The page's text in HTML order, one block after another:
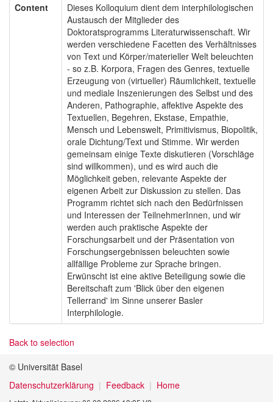
Content
Dieses Kolloquium dient dem interphilologischen
Austausch der Mitglieder des
Doktoratsprogramms Literaturwissenschaft. Wir
werden verschiedene Facetten des Verhältnisses
von Text und Körper/materieller Welt beleuchten
- so z.B. Korpora, Fragen des Genres, textuelle
Erzeugung von (virtueller) Räumlichkeit, textuelle
und mediale Inszenierungen des Selbst und des
Anderen, Pathographie, affektive Aspekte des
Textuellen, Begehren, Ekstase, Empathie,
Mensch und Lebenswelt, Primitivismus, Biopolitik,
orale Dichtung/Text und Stimme. Wir werden
gemeinsam einige Texte diskutieren (Vorschläge
sind willkommen), und es wird auch die
Möglichkeit geben, relevante Aspekte der
eigenen Arbeit zur Diskussion zu stellen. Das
Programm richtet sich nach den Bedürfnissen
und Interessen der TeilnehmerInnen, und wir
werden auch praktische Aspekte der
Forschungsarbeit und der Präsentation von
Forschungsergebnissen beleuchten sowie
allfällige Probleme zur Sprache bringen.
Erwünscht ist eine aktive Beteiligung sowie die
Bereitschaft zum 'Blick über den eigenen
Tellerrand' im Sinne unserer Basler
Interphilologie.
Back to selection
© Universität Basel
Datenschutzerklärung
Feedback Home